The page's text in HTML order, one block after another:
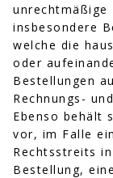
unrechtmäßige
insbesondere
welche die
oder
Bestellungen
Rechnungs-
Ebenso behält
vor, im Falle
Rechtsstreits
Bestellung,